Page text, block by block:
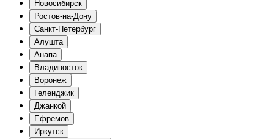
Новосибирск
Ростов-на-Дону
Санкт-Петербург
Алушта
Анапа
Владивосток
Воронеж
Геленджик
Джанкой
Ефремов
Иркутск